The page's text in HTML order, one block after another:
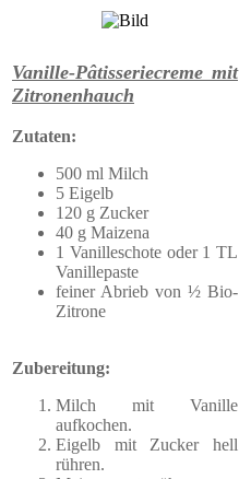
Vanille-Pâtisseriecreme mit
Zitronenhauch
Zutaten:
500 ml Milch
5 Eigelb
120 g Zucker
40 g Maizena
1 Vanilleschote oder 1 TL
Vanillepaste
feiner Abrieb von ½ Bio-
Zitrone
Zubereitung:
Milch mit Vanille
aufkochen.
Eigelb mit Zucker hell
rühren.